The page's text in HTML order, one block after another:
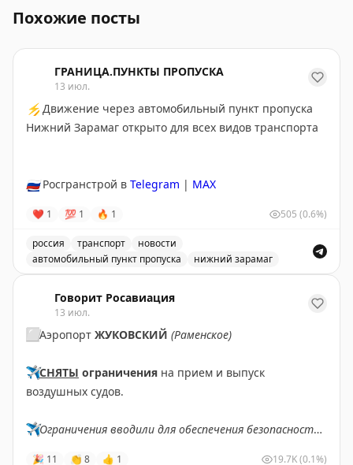
Похожие посты
ГРАНИЦА.ПУНКТЫ ПРОПУСКА
13 июл.
⚡ Движение через автомобильный пункт пропуска
Нижний Зарамаг открыто для всех видов транспорта
🇷🇺Росгранстрой в Telegram | MAX
❤ 1 💯 1 🔥 1 505 (0.6%)
россия транспорт
новости
автомобильный пункт пропуска
нижний зарамаг
Говорит Росавиация
13 июл.
⬜️Аэропорт ЖУКОВСКИЙ (Раменское)
✈️СНЯТЫ ограничения на прием и выпуск
воздушных судов.
✈️Ограничения вводили для обеспечения безопасности
🎉 11 👏 8 👍 1 19.7K(0.1%)